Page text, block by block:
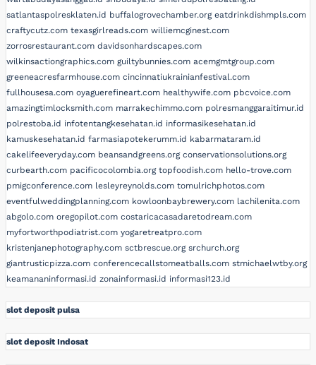
satlantaspolresklaten.id buffalogrovechamber.org eatdrinkdishmpls.com
craftycutz.com texasgirlreads.com williemcginest.com
zorrosrestaurant.com davidsonhardscapes.com
wilkinsactiongraphics.com guiltybunnies.com acemgmtgroup.com
greeneacresfarmhouse.com cincinnatiukrainianfestival.com
fullhousesa.com oyaguerefineart.com healthywife.com pbcvoice.com
amazingtimlocksmith.com marrakechimmo.com polresmanggaraitimur.id
polrestoba.id infotentangkesehatan.id informasikesehatan.id
kamuskesehatan.id farmasiapotekerumm.id kabarmataram.id
cakelifeeveryday.com beansandgreens.org conservationsolutions.org
curbearth.com pacificocolombia.org topfoodish.com hello-trove.com
pmigconference.com lesleyreynolds.com tomulrichphotos.com
eventfulweddingplanning.com kowloonbaybrewery.com lachilenita.com
abgolo.com oregopilot.com costaricacasadaretodream.com
myfortworthpodiatrist.com yogaretreatpro.com
kristenjanephotography.com sctbrescue.org srchurch.org
giantrusticpizza.com conferencecallstomeatballs.com stmichaelwtby.org
keamananinformasi.id zonainformasi.id informasi123.id
slot deposit pulsa
slot deposit Indosat